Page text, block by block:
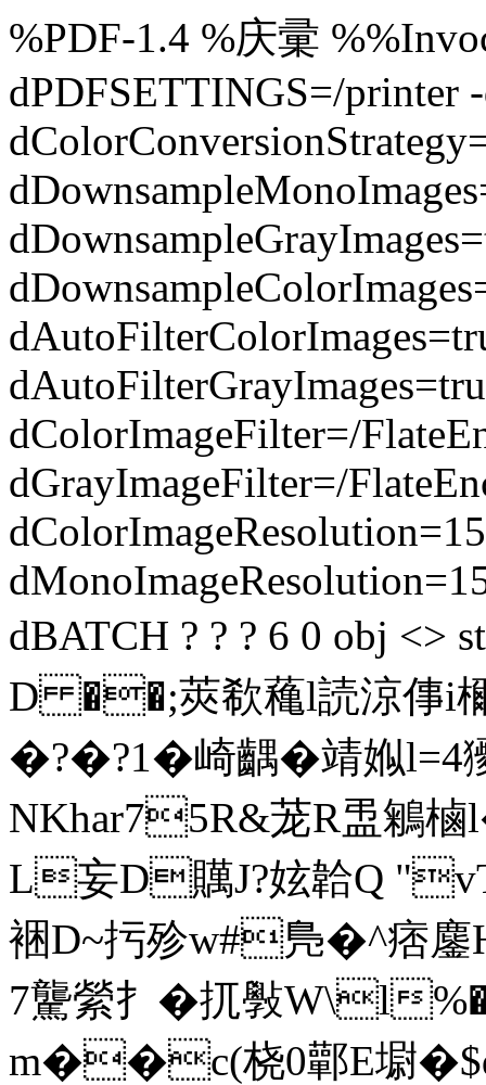
%PDF-1.4 %庆彚
dPDFSETTINGS=/printer
dColorImageFilter=/
dGrayImageFilter=/
dBATCH ? ? ? 6 0 obj <>
D ��;莢欷蘒l読涼倳i
�?�?1� 崎齵�靖娰
NKhar75R&茏R盄鵴
L妄D贎J?妶韐Q
裍D~扝殄w#鳬�^痞
7驡縈扌�扤斅W\l
m��c(桡0鄿E墛